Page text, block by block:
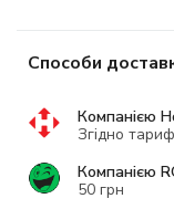
Способи
Компанією
Згідно
Компанією
50 грн